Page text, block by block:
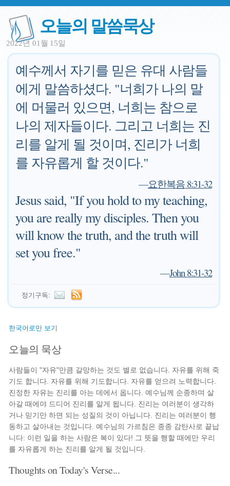
오늘의 말씀묵상
2022년 01월 15일
예수께서 자기를 믿은 유대 사람들
에게 말씀하셨다. "너희가 나의 말
에 머물러 있으면, 너희는 참으로
나의 제자들이다. 그리고 너희는 진
리를 알게 될 것이며, 진리가 너희
를 자유롭게 할 것이다."
—요한복음 8:31-32
Jesus said, "If you hold to my teaching,
you are really my disciples. Then you
will know the truth, and the truth will
set you free."
—John 8:31-32
정기구독:
한국어로만 보기
오늘의 묵상
사람들이 "자유"만큼 갈망하는 것도 별로 없습니다. 자유를 위해 죽
기도 합니다. 자유를 위해 기도합니다. 자유를 얻으려 노력합니다.
진정한 자유는 진리를 아는 데에서 옵니다. 예수님께 순종하며 살
아갈 때에야 드디어 진리를 알게 됩니다. 진리는 여러분이 생각하
거나 믿기만 하면 되는 성질의 것이 아닙니다. 진리는 여러분이 행
동하고 살아내는 것입니다. 예수님의 가르침은 종종 감탄사로 끝납
니다: 이런 일을 하는 사람은 복이 있다! 그 뜻을 행할 때에만 우리
를 자유롭게 하는 진리를 알게 될 것입니다.
Thoughts on Today's Verse...